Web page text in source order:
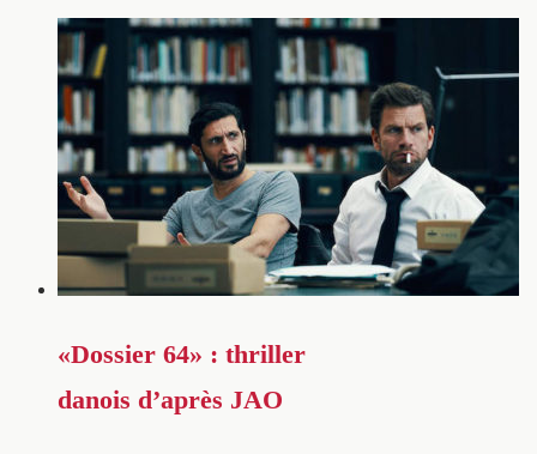
«Dossier 64» : thriller
danois d’après JAO